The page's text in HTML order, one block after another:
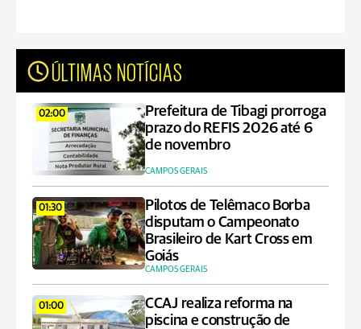
ÚLTIMAS NOTÍCIAS
02:00
Prefeitura de Tibagi prorroga
prazo do REFIS 2026 até 6
de novembro
CAMPOS GERAIS
01:30
Pilotos de Telêmaco Borba
disputam o Campeonato
Brasileiro de Kart Cross em
Goiás
CAMPOS GERAIS
01:00
CCAJ realiza reforma na
piscina e construção de